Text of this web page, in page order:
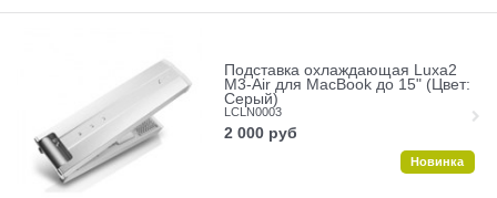
Подставка охлаждающая Luxa2
M3-Air для MacBook до 15" (Цвет:
Серый)
LCLN0003
2 000 руб
Новинка